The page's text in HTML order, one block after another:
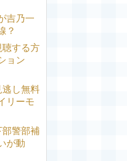
吉乃一
？
聴する方
ョン
し無料
リーモ
部警部補
が動